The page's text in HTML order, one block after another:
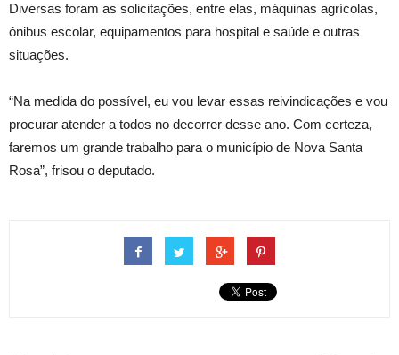
Diversas foram as solicitações, entre elas, máquinas agrícolas,
ônibus escolar, equipamentos para hospital e saúde e outras
situações.
“Na medida do possível, eu vou levar essas reivindicações e vou
procurar atender a todos no decorrer desse ano. Com certeza,
faremos um grande trabalho para o município de Nova Santa
Rosa”, frisou o deputado.